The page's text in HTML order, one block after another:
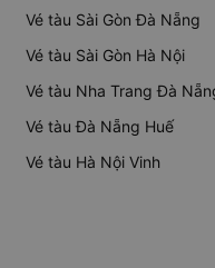
Vé tàu Sài Gòn Đà Nẵng
Vé tàu Sài Gòn Hà Nội
Vé tàu Nha Trang Đà
Vé tàu Đà Nẵng Huế
Vé tàu Hà Nội Vinh